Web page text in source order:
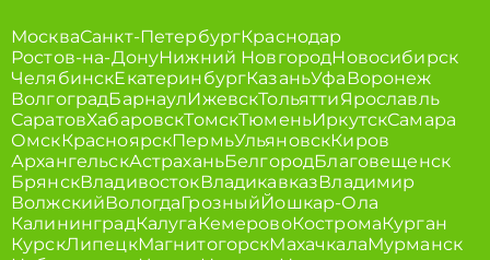
МоскваСанкт-ПетербургКраснодар
Ростов-на-ДонуНижний НовгородНовосибирск
ЧелябинскЕкатеринбургКазаньУфаВоронеж
ВолгоградБарнаулИжевскТольяттиЯрославль
СаратовХабаровскТомскТюменьИркутскСамара
ОмскКрасноярскПермьУльяновскКиров
АрхангельскАстраханьБелгородБлаговещенск
БрянскВладивостокВладикавказВладимир
ВолжскийВологдаГрозныйЙошкар-Ола
КалининградКалугаКемеровоКостромаКурган
КурскЛипецкМагнитогорскМахачкалаМурманск